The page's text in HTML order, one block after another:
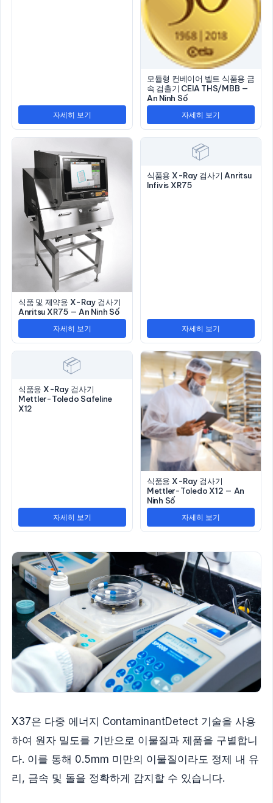
자세히 보기
모듈형 컨베이어 벨트 식품용 금
속 검출기 CEIA THS/MBB —
An Ninh Số
자세히 보기
식품 및 제약용 X-Ray 검사기
Anritsu XR75 — An Ninh Số
자세히 보기
📦
식품용 X-Ray 검사기 Anritsu
Infivis XR75
자세히 보기
📦
식품용 X-Ray 검사기
Mettler-Toledo Safeline
X12
자세히 보기
식품용 X-Ray 검사기
Mettler-Toledo X12 — An
Ninh Số
자세히 보기
X37은 다중 에너지 ContaminantDetect 기술을 사용
하여 원자 밀도를 기반으로 이물질과 제품을 구별합니
다. 이를 통해 0.5mm 미만의 이물질이라도 정제 내 유
리, 금속 및 돌을 정확하게 감지할 수 있습니다.